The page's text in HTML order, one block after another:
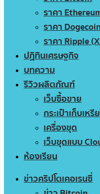
ราคา
ราคา
ราคา Ripple
ปฏิทินเศรษฐกิจ
บทความ
รีวิวผลิตภัณฑ์
เว็บซื้อขาย
กระเป๋าเก็บเห
เครื่องขุด
เว็บขุดแบบ
ห้องเรียน
ข่าวคริปโตเคอเรนซี่